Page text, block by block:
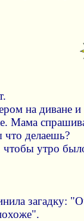
на диване и
Мама
что делаешь?
чтобы утро
загадку: